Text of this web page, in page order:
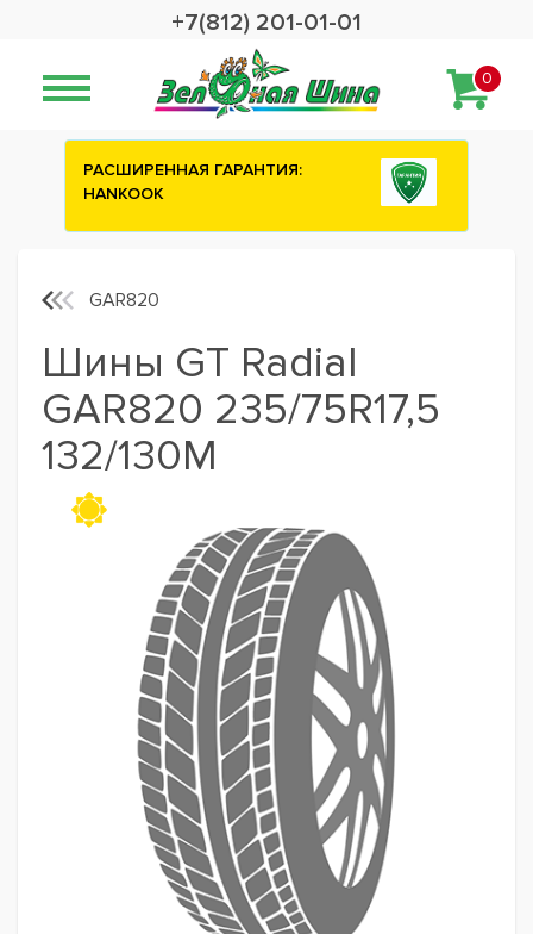
+7(812) 201-01-01
0
РАСШИРЕННАЯ ГАРАНТИЯ:
HANKOOK
Сashback 2500
шины ATTAR
GAR820
Шины GT Radial
GAR820 235/75R17,5
132/130M